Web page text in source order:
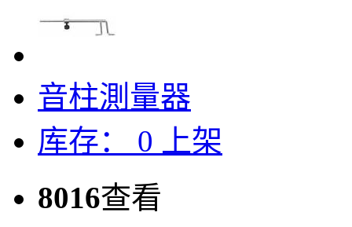
音柱測量器
库存： 0
上架
8016查看